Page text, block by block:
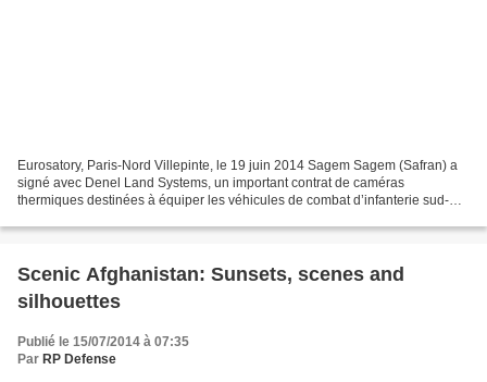
Eurosatory, Paris-Nord Villepinte, le 19 juin 2014 Sagem Sagem (Safran) a
signé avec Denel Land Systems, un important contrat de caméras
thermiques destinées à équiper les véhicules de combat d’infanterie sud-
Scenic Afghanistan: Sunsets, scenes and
silhouettes
Publié le 15/07/2014 à 07:35
Par RP Defense